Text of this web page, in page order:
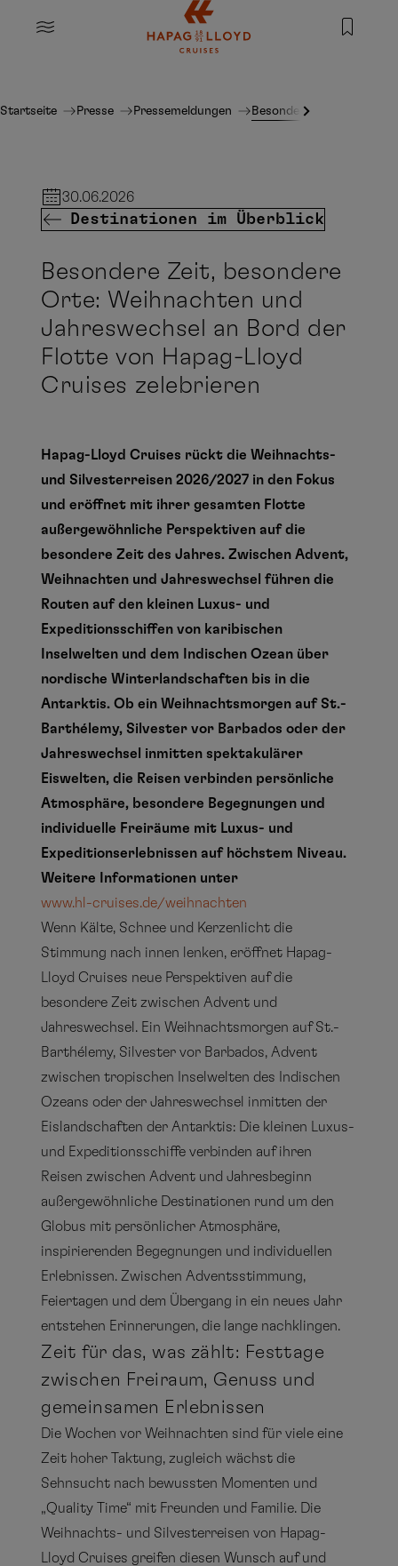
Springe zum Hauptinhalt
MENU
Startseite Presse Pressemeldungen Besondere Zeit,
30.06.2026
Destinationen im Überblick
Besondere Zeit, besondere
Orte: Weihnachten und
Jahreswechsel an Bord der
Flotte von Hapag-Lloyd
Cruises zelebrieren
Hapag-Lloyd Cruises rückt die Weihnachts-
und Silvesterreisen 2026/2027 in den Fokus
und eröffnet mit ihrer gesamten Flotte
außergewöhnliche Perspektiven auf die
besondere Zeit des Jahres. Zwischen Advent,
Weihnachten und Jahreswechsel führen die
Routen auf den kleinen Luxus- und
Expeditionsschiffen von karibischen
Inselwelten und dem Indischen Ozean über
nordische Winterlandschaften bis in die
Antarktis. Ob ein Weihnachtsmorgen auf St.-
Barthélemy, Silvester vor Barbados oder der
Jahreswechsel inmitten spektakulärer
Eiswelten, die Reisen verbinden persönliche
Atmosphäre, besondere Begegnungen und
individuelle Freiräume mit Luxus- und
Expeditionserlebnissen auf höchstem Niveau.
Weitere Informationen unter
www.hl-cruises.de/weihnachten
Wenn Kälte, Schnee und Kerzenlicht die
Stimmung nach innen lenken, eröffnet Hapag-
Lloyd Cruises neue Perspektiven auf die
besondere Zeit zwischen Advent und
Jahreswechsel. Ein Weihnachtsmorgen auf St.-
Barthélemy, Silvester vor Barbados, Advent
zwischen tropischen Inselwelten des Indischen
Ozeans oder der Jahreswechsel inmitten der
Eislandschaften der Antarktis: Die kleinen Luxus-
und Expeditionsschiffe verbinden auf ihren
Reisen zwischen Advent und Jahresbeginn
außergewöhnliche Destinationen rund um den
Globus mit persönlicher Atmosphäre,
inspirierenden Begegnungen und individuellen
Erlebnissen. Zwischen Adventsstimmung,
Feiertagen und dem Übergang in ein neues Jahr
entstehen Erinnerungen, die lange nachklingen.
Zeit für das, was zählt: Festtage
zwischen Freiraum, Genuss und
gemeinsamen Erlebnissen
Die Wochen vor Weihnachten sind für viele eine
Zeit hoher Taktung, zugleich wächst die
Sehnsucht nach bewussten Momenten und
„Quality Time“ mit Freunden und Familie. Die
Weihnachts- und Silvesterreisen von Hapag-
Lloyd Cruises greifen diesen Wunsch auf und